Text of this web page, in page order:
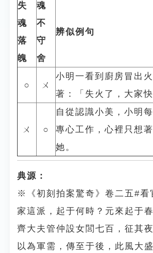
失
魂
落
魄
魂
不
守
舍
辨似例句
○ ㄨ
小明一看到廚房冒出
著：「失火了，大家快
ㄨ ○
自從認識小美，小明
專心工作，心裡只想
她。
典源：
※《初刻拍案驚奇》卷二五#看
家這派，起于何時？元來起于春
齊大夫管仲設女閭七百，征其夜
以為軍需，傳至于後，此風大